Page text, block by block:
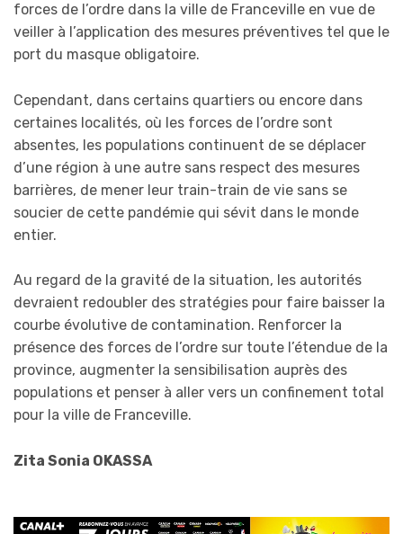
forces de l’ordre dans la ville de Franceville en vue de
veiller à l’application des mesures préventives tel que le
port du masque obligatoire.
Cependant, dans certains quartiers ou encore dans
certaines localités, où les forces de l’ordre sont
absentes, les populations continuent de se déplacer
d’une région à une autre sans respect des mesures
barrières, de mener leur train-train de vie sans se
soucier de cette pandémie qui sévit dans le monde
entier.
Au regard de la gravité de la situation, les autorités
devraient redoubler des stratégies pour faire baisser la
courbe évolutive de contamination. Renforcer la
présence des forces de l’ordre sur toute l’étendue de la
province, augmenter la sensibilisation auprès des
populations et penser à aller vers un confinement total
pour la ville de Franceville.
Zita Sonia OKASSA